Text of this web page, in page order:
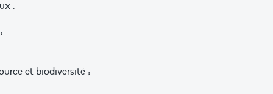
:
et biodiversité ;